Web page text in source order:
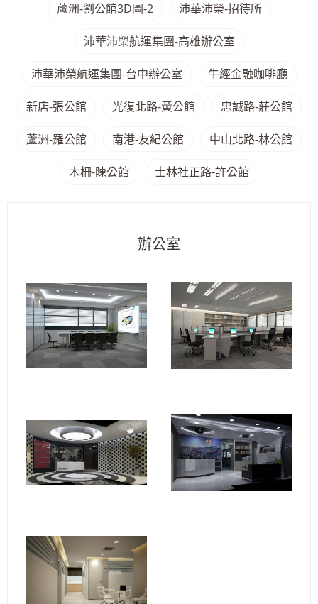
蘆洲-劉公館3D圖-2 沛華沛榮-招待所
沛華沛榮航運集團-高雄辦公室
沛華沛榮航運集團-台中辦公室 牛經金融咖啡廳
新店-張公館 光復北路-黃公館 忠誠路-莊公館
蘆洲-羅公館 南港-友紀公館 中山北路-林公館
木柵-陳公館 士林社正路-許公館
辦公室